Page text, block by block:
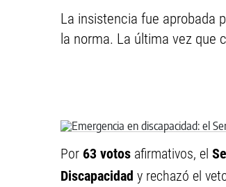
La insistencia fue aprobada
la norma. La última vez que
Por 63 votos afirmativos, el
Discapacidad y rechazó el